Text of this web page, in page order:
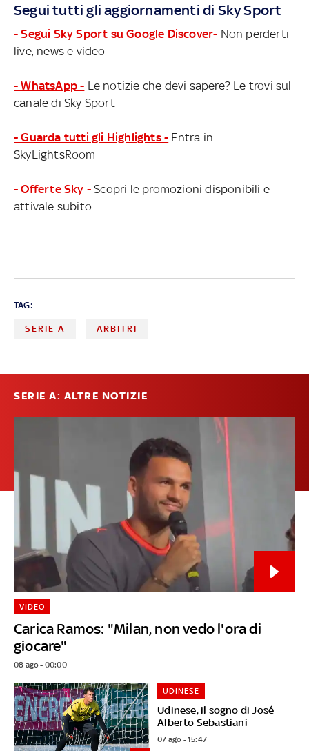
Segui tutti gli aggiornamenti di Sky Sport
- Segui Sky Sport su Google Discover- Non perderti
live, news e video
- WhatsApp - Le notizie che devi sapere? Le trovi sul
canale di Sky Sport
- Guarda tutti gli Highlights - Entra in
SkyLightsRoom
- Offerte Sky - Scopri le promozioni disponibili e
attivale subito
TAG:
SERIE A ARBITRI
SERIE A: ALTRE NOTIZIE
Carica Ramos: "Milan, non vedo l'ora di
giocare"
VIDEO
08 ago - 00:00
Udinese, il sogno di José
Alberto Sebastiani
UDINESE
07 ago - 15:47